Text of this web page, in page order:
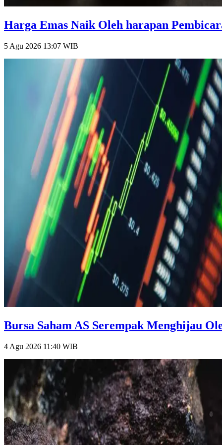
Harga Emas Naik Oleh harapan
5 Agu 2026 13:07 WIB
Bursa Saham AS Serempak Menghijau
4 Agu 2026 11:40 WIB